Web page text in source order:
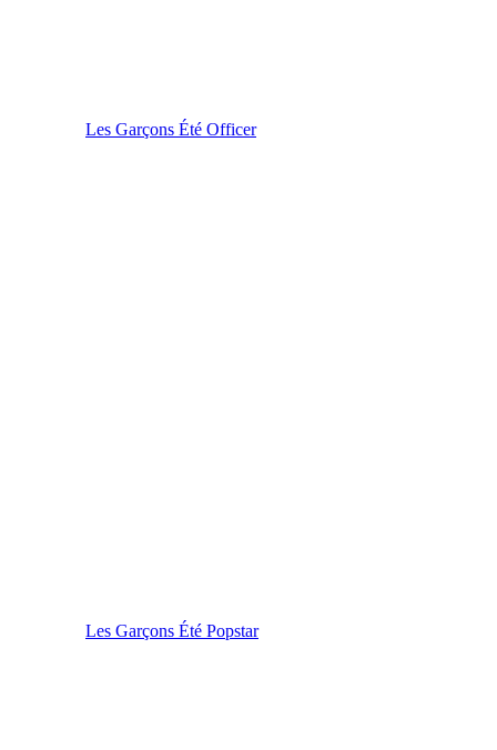
Les Garçons Été Officer
Les Garçons Été Popstar